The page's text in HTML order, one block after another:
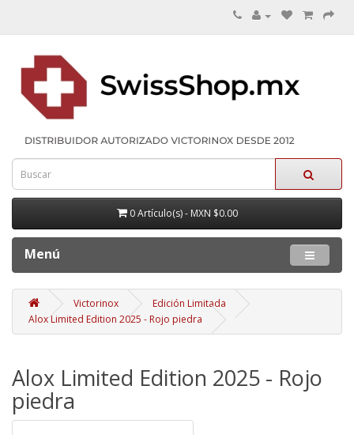
0 Artículo(s) - MXN $0.00
Menú
Victorinox
Edición Limitada
Alox Limited Edition 2025 - Rojo piedra
Alox Limited Edition 2025 - Rojo
piedra